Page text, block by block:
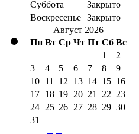
Суббота
Закрыто
Воскресенье Закрыто
Август 2026
Пн Вт Ср Чт Пт Сб Вс
1
2
3
4 5 6 7 8
9
10 11 12 13 14 15 16
17 18 19 20 21 22 23
24 25 26 27 28 29 30
31